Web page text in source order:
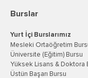
Burslar
Yurt İçi Burslarımız
Mesleki Ortaöğretim
Üniversite (Eğitim) Bursu
Yüksek Lisans & Doktora
Üstün Başarı Bursu